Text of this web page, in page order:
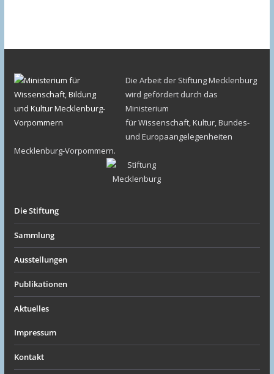
Die Arbeit der Stiftung Mecklenburg
wird gefördert durch das
Ministerium
für Wissenschaft, Kultur, Bundes-
und Europaangelegenheiten
Mecklenburg-Vorpommern.
Die Stiftung
Sammlung
Ausstellungen
Publikationen
Aktuelles
Impressum
Kontakt